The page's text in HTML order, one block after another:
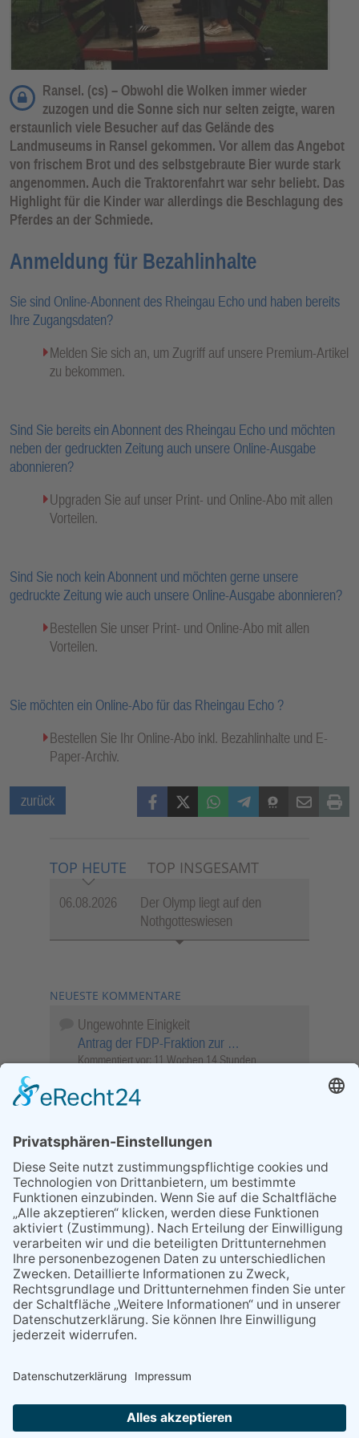
Ransel. (cs) – Obwohl die Wolken immer wieder
zuzogen und die Sonne sich nur selten zeigte, waren
erstaunlich viele Besucher auf das Gelände des
Landmuseums in Ransel gekommen. Vor allem das Angebot
von frischem Brot und des selbstgebraute Bier wurde stark
angenommen. Auch die Traktorenfahrt war sehr beliebt. Das
Highlight für die Kinder war allerdings die Beschlagung des
Pferdes an der Schmiede.
Anmeldung für Bezahlinhalte
Sie sind Online-Abonnent des Rheingau Echo und haben bereits
Ihre Zugangsdaten?
Melden Sie sich an, um Zugriff auf unsere Premium-Artikel
zu bekommen.
Sind Sie bereits ein Abonnent des Rheingau Echo und möchten
neben der gedruckten Zeitung auch unsere Online-Ausgabe
abonnieren?
Upgraden Sie auf unser Print- und Online-Abo mit allen
Vorteilen.
Sind Sie noch kein Abonnent und möchten gerne unsere
gedruckte Zeitung wie auch unsere Online-Ausgabe abonnieren?
Bestellen Sie unser Print- und Online-Abo mit allen
Vorteilen.
Sie möchten ein Online-Abo für das Rheingau Echo ?
Bestellen Sie Ihr Online-Abo inkl. Bezahlinhalte und E-
Paper-Archiv.
zurück FacebookX (Twitter)WhatsAppTelegramThreemaMail Print
TOP HEUTE TOP INSGESAMT
06.08.2026
Der Olymp liegt auf den
Nothgotteswiesen
NEUESTE KOMMENTARE
Ungewohnte Einigkeit
Antrag der FDP-Fraktion zur …
Kommentiert vor: 11 Wochen 14 Stunden
Objekt …
Kommentiert vor: 26 Wochen 1 Tag
Sperrung für Wassersportler schlägt hohe
Wellen
Sperrung der Stillgewässer
Kommentiert vor:1 Jahr 50 Wochen
Literarischer Rückblick
Alte Schule
Kommentiert vor:3 Jahre 18 Wochen
Abschaltung der Straßenbeleuchtung
Abschaltung der Strassenbeleuchtung
Kommentiert vor:3 Jahre 29 Wochen
NACH OBEN